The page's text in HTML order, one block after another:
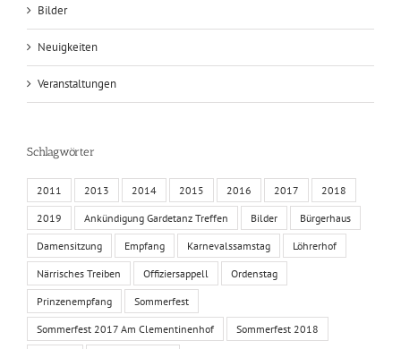
Bilder
Neuigkeiten
Veranstaltungen
Schlagwörter
2011 2013 2014 2015 2016 2017 2018
2019 Ankündigung Gardetanz Treffen Bilder Bürgerhaus
Damensitzung Empfang Karnevalssamstag Löhrerhof
Närrisches Treiben Offiziersappell Ordenstag
Prinzenempfang Sommerfest
Sommerfest 2017 Am Clementinenhof Sommerfest 2018